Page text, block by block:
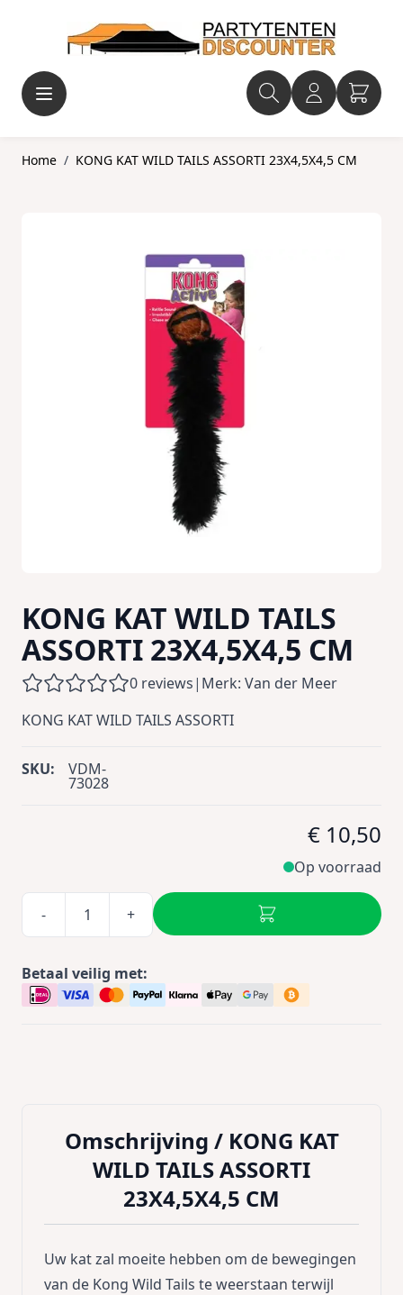
Home / KONG KAT WILD TAILS ASSORTI 23X4,5X4,5 CM
KONG KAT WILD TAILS
ASSORTI 23X4,5X4,5 CM
0 reviews| Merk: Van der Meer
KONG KAT WILD TAILS ASSORTI
SKU: VDM-
73028
€ 10,50
Op voorraad
- +
Betaal veilig met:
Omschrijving / KONG KAT
WILD TAILS ASSORTI
23X4,5X4,5 CM
Uw kat zal moeite hebben om de bewegingen
van de Kong Wild Tails te weerstaan terwijl